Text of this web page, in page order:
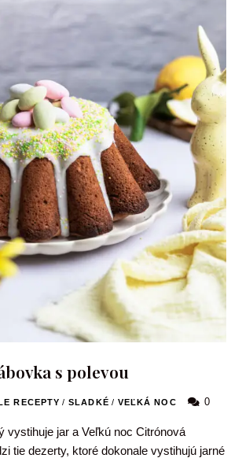
s polevou
RECEPTY / SLADKÉ / VEĽKÁ NOC 0
vystihuje jar a Veľkú noc Citrónová
tie dezerty, ktoré dokonale vystihujú jarné